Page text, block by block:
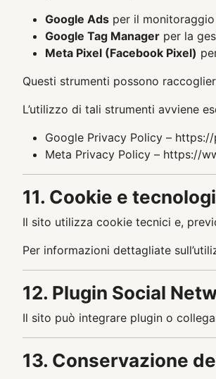
Google Ads per il
Google Tag Manager per la
Meta Pixel (Facebook Pixel)
Questi strumenti possono
L’utilizzo di tali strumenti avviene
Google Privacy Policy –
Meta Privacy Policy – https://
11. Cookie e
Il sito utilizza cookie tecnici e,
Per informazioni dettagliate
12. Plugin Social
Il sito può integrare plugin o
13. Conservazione